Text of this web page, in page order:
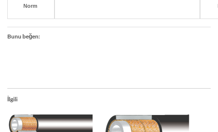
Norm
Bunu beğen:
İlgili